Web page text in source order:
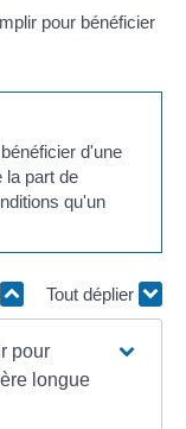
pour bénéficier
d'une
la part de
qu'un
Tout déplier
pour
longue